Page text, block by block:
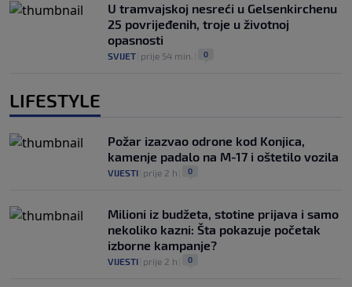
U tramvajskoj nesreći u Gelsenkirchenu
25 povrijeđenih, troje u životnoj
opasnosti
SVIJET prije 54 min. 0
LIFESTYLE
Požar izazvao odrone kod Konjica,
kamenje padalo na M-17 i oštetilo vozila
VIJESTI prije 2 h 0
Milioni iz budžeta, stotine prijava i samo
nekoliko kazni: Šta pokazuje početak
izborne kampanje?
VIJESTI prije 2 h 0